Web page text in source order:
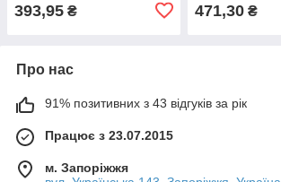
393,95 ₴ 471,30₴
Про нас
91% позитивних з 43 відгуків за рік
Працює з 23.07.2015
м. Запоріжжя